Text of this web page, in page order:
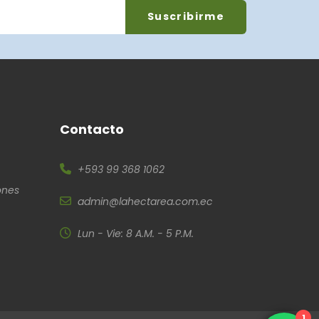
Contacto
+593 99 368 1062
admin@lahectarea.com.ec
Lun - Vie: 8 A.M. - 5 P.M.